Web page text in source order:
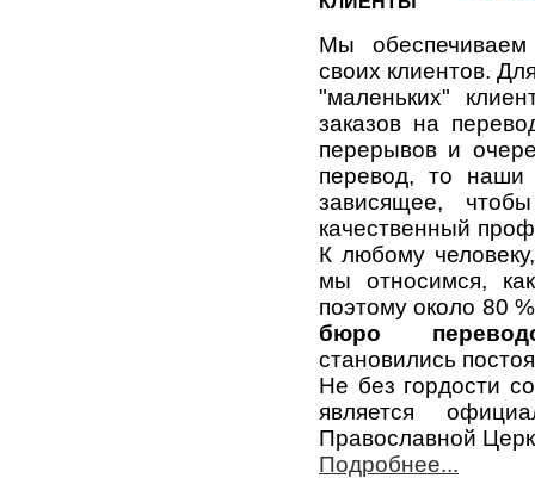
Мы
своих клиентов.
"маленьких"
заказов на
перерывов и
перевод, то наши
зависящее,
качественный
К любому
мы относимся,
поэтому около 80
бюро
становились
Не без гордости
является
Православной
Подробнее...